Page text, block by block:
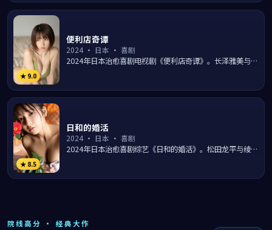
★ 9.0
便利店奇谭
2024· 日本 · 喜剧
2024年日本治愈喜剧电视剧《便利店奇谭》。长泽雅美与深
★ 8.5
日和的婚活
2024· 日本 · 喜剧
2024年日本治愈喜剧综艺《日和的婚活》。松田龙平与绫濑
院线高分 · 经典大作